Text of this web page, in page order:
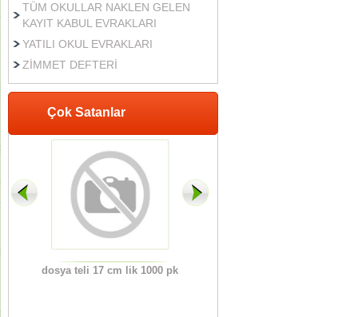
TÜM OKULLAR NAKLEN GELEN
KAYIT KABUL EVRAKLARI
YATILI OKUL EVRAKLARI
ZİMMET DEFTERİ
Çok Satanlar
dosya teli 17 cm lik 1000 pk